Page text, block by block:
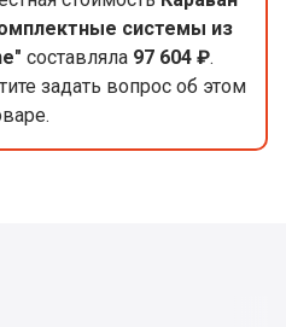
системы из
составляла 97 604 ₽.
задать вопрос об этом